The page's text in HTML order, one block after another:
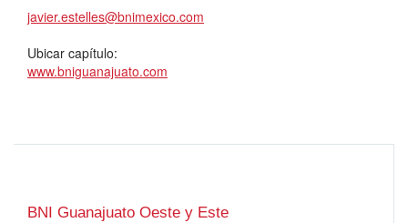
javier.estelles@bnimexico.com
Ubicar capítulo:
www.bniguanajuato.com
BNI Guanajuato Oeste y Este